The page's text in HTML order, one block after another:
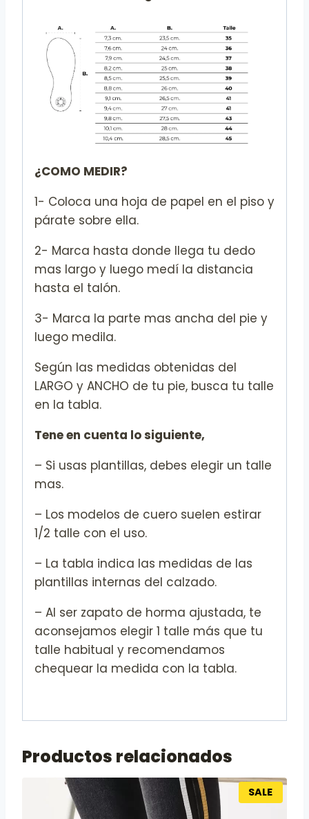
¿COMO MEDIR?
1- Coloca una hoja de papel en el piso y
párate sobre ella.
2- Marca hasta donde llega tu dedo
mas largo y luego medí la distancia
hasta el talón.
3- Marca la parte mas ancha del pie y
luego medila.
Según las medidas obtenidas del
LARGO y ANCHO de tu pie, busca tu talle
en la tabla.
Tene en cuenta lo siguiente,
– Si usas plantillas, debes elegir un talle
mas.
– Los modelos de cuero suelen estirar
1/2 talle con el uso.
– La tabla indica las medidas de las
plantillas internas del calzado.
– Al ser zapato de horma ajustada, te
aconsejamos elegir 1 talle más que tu
talle habitual y recomendamos
chequear la medida con la tabla.
Productos relacionados
SALE